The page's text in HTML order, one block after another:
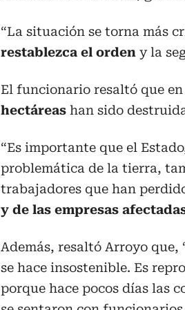
“La situación se torna más
restablezca el orden y la
El funcionario resaltó que
hectáreas han sido
“Es importante que el
problemática de la tierra,
trabajadores que han
y de las empresas
Además, resaltó Arroyo que,
se hace insostenible. Es
porque hace pocos días las